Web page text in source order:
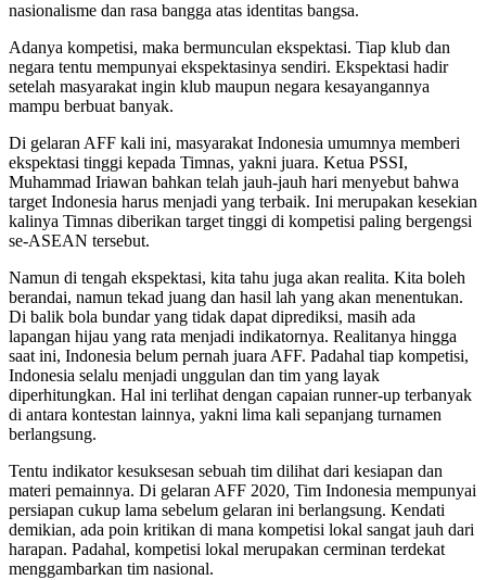
nasionalisme dan rasa bangga atas identitas bangsa.
Adanya kompetisi, maka bermunculan ekspektasi. Tiap klub dan
negara tentu mempunyai ekspektasinya sendiri. Ekspektasi hadir
setelah masyarakat ingin klub maupun negara kesayangannya
mampu berbuat banyak.
Di gelaran AFF kali ini, masyarakat Indonesia umumnya memberi
ekspektasi tinggi kepada Timnas, yakni juara. Ketua PSSI,
Muhammad Iriawan bahkan telah jauh-jauh hari menyebut bahwa
target Indonesia harus menjadi yang terbaik. Ini merupakan kesekian
kalinya Timnas diberikan target tinggi di kompetisi paling bergengsi
se-ASEAN tersebut.
Namun di tengah ekspektasi, kita tahu juga akan realita. Kita boleh
berandai, namun tekad juang dan hasil lah yang akan menentukan.
Di balik bola bundar yang tidak dapat diprediksi, masih ada
lapangan hijau yang rata menjadi indikatornya. Realitanya hingga
saat ini, Indonesia belum pernah juara AFF. Padahal tiap kompetisi,
Indonesia selalu menjadi unggulan dan tim yang layak
diperhitungkan. Hal ini terlihat dengan capaian runner-up terbanyak
di antara kontestan lainnya, yakni lima kali sepanjang turnamen
berlangsung.
Tentu indikator kesuksesan sebuah tim dilihat dari kesiapan dan
materi pemainnya. Di gelaran AFF 2020, Tim Indonesia mempunyai
persiapan cukup lama sebelum gelaran ini berlangsung. Kendati
demikian, ada poin kritikan di mana kompetisi lokal sangat jauh dari
harapan. Padahal, kompetisi lokal merupakan cerminan terdekat
menggambarkan tim nasional.